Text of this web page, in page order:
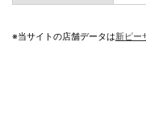
※当サイトの店舗データは新ピー